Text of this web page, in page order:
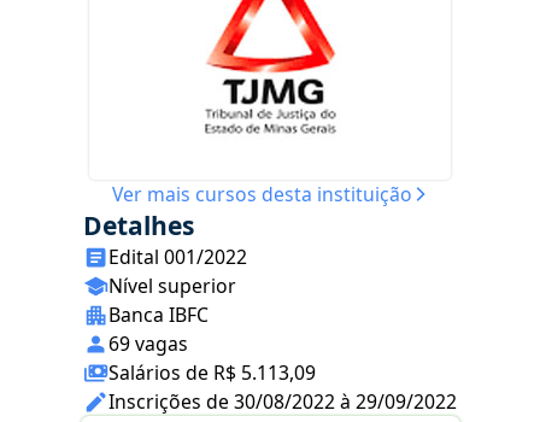
Ver mais cursos desta instituição
Detalhes
Edital 001/2022
Nível superior
Banca IBFC
69 vagas
Salários de R$ 5.113,09
Inscrições de 30/08/2022 à 29/09/2022